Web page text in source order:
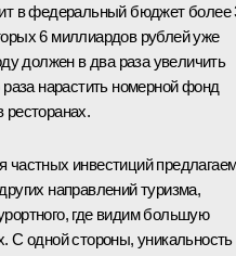
в федеральный бюджет более
6 миллиардов рублей уже
должен в два раза увеличить
нарастить номерной фонд
ресторанах.
частных инвестиций
направлений туризма,
где видим большую
С одной стороны, уникальность